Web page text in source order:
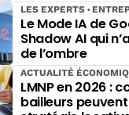
Le Mode IA de
Shadow AI qui
de l’ombre
LES EXPERTS
LMNP en 2026 :
bailleurs
ACTUALITÉ